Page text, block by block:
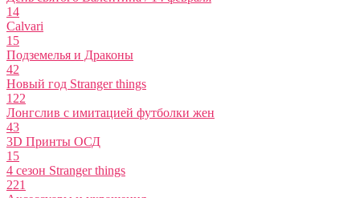
14
Calvari
15
Подземелья и Драконы
42
Новый год Stranger things
122
Лонгслив с имитацией футболки жен
43
3D Принты ОСД
15
4 сезон Stranger things
221